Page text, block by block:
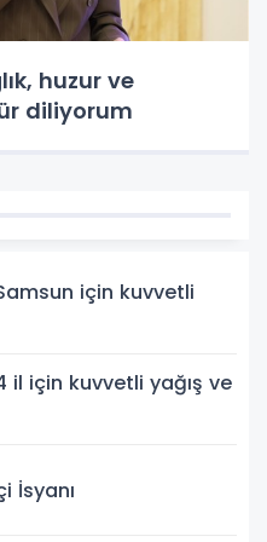
huzur ve
diliyorum
için kuvvetli
il için kuvvetli yağış ve
İsyanı